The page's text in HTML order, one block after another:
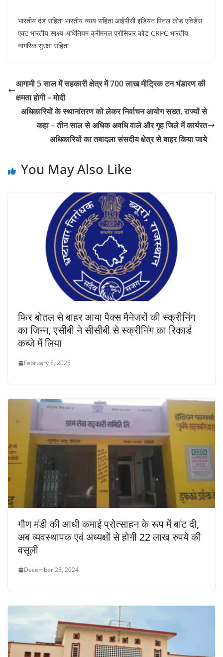
भारतीय दंड संहिता भारतीय न्याय संहिता आईपीसी इंडियन पिनल कोड एविडेंस
एक्ट भारतीय साक्ष्य अधिनियम क्रीमनल प्रोसिजर कोड CRPC भारतीय
नागरिक सुरक्षा संहिता
आगामी 5 साल में सहकारी क्षेत्र में 700 लाख मीट्रिक टन भंडारण की
क्षमता होगी – मोदी
अधिकारियों के स्थानांतरण को लेकर निर्वाचन आयोग सख्त, राज्यों से
कहा – तीन साल से अधिक अवधि वाले और गृह जिले में कार्यरत
अधिकारियों का तबादला संसदीय क्षेत्र से बाहर किया जाये
You May Also Like
फिर बोतल से बाहर आया पैक्स मैनेजरों की स्क्रीनिंग
का जिन्न, एसीबी ने सीसीबी से स्क्रीनिंग का रिकार्ड
कब्जे में लिया
February 6, 2025
गौण मंडी की आधी कमाई प्रोत्साहन के रूप में बांट दी,
अब व्यवस्थापक एवं अध्यक्षों से होगी 22 लाख रुपये की
वसूली
December 23, 2024